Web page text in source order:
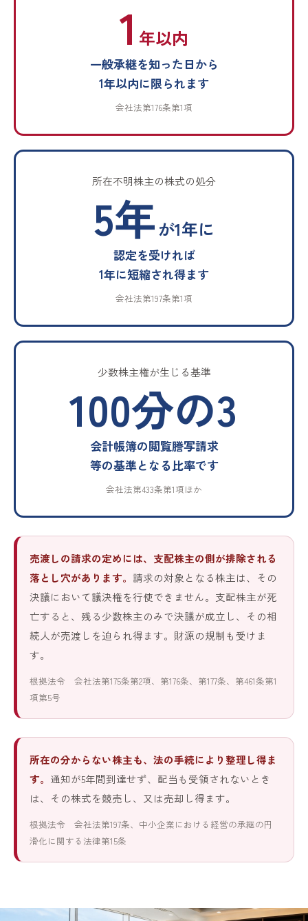
1 年以内
一般承継を知った日から
1年以内に限られます
会社法第176条第1項
所在不明株主の株式の処分
5年が1年に
認定を受ければ
1年に短縮され得ます
会社法第197条第1項
少数株主権が生じる基準
100分の3
会計帳簿の閲覧謄写請求
等の基準となる比率です
会社法第433条第1項ほか
売渡しの請求の定めには、支配株主の側が排除される
落とし穴があります。 請求の対象となる株主は、その
決議において議決権を行使できません。支配株主が死
亡すると、残る少数株主のみで決議が成立し、その相
続人が売渡しを迫られ得ます。財源の規制も受けま
す。
根拠法令 会社法第175条第2項、第176条、第177条、第461条第1
項第5号
所在の分からない株主も、法の手続により整理し得ま
す。 通知が5年間到達せず、配当も受領されないとき
は、その株式を競売し、又は売却し得ます。
根拠法令 会社法第197条、中小企業における経営の承継の円
滑化に関する法律第15条